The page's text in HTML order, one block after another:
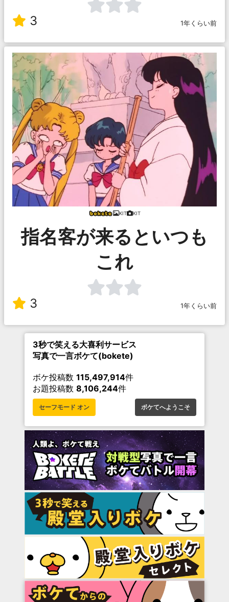
3 1年くらい前
KIT KIT
指名客が来るといつも
これ
3 1年くらい前
3秒で笑える大喜利サービス
写真で一言ボケて(bokete)
ボケ投稿数 115,497,914件
お題投稿数 8,106,244件
セーフモード オン ボケてへようこそ